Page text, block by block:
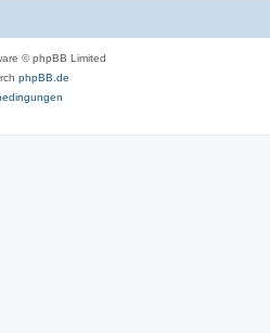
© phpBB Limited
phpBB.de